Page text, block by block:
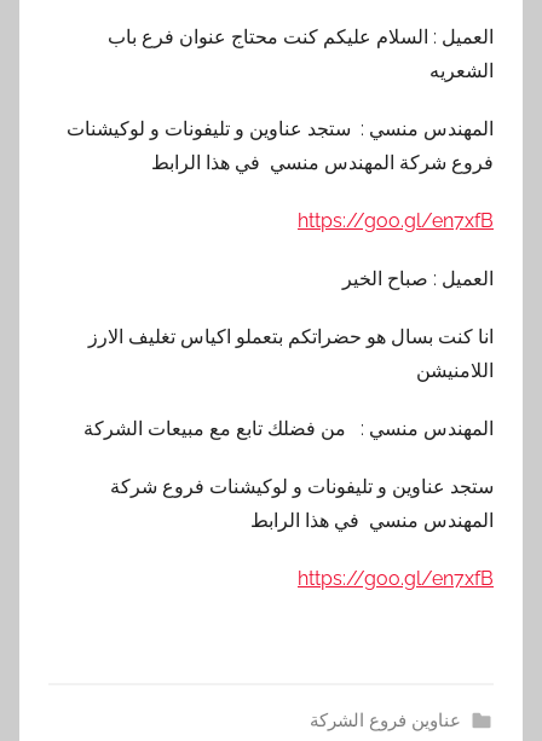
العميل : السلام عليكم كنت محتاج عنوان فرع باب
الشعريه
المهندس منسي : ستجد عناوين و تليفونات و لوكيشنات
فروع شركة المهندس منسي في هذا الرابط
https://goo.gl/en7xfB
العميل : صباح الخير
انا كنت بسال هو حضراتكم بتعملو اكياس تغليف الارز
اللامنيشن
المهندس منسي : من فضلك تابع مع مبيعات الشركة
ستجد عناوين و تليفونات و لوكيشنات فروع شركة
المهندس منسي في هذا الرابط
https://goo.gl/en7xfB
عناوين فروع الشركة